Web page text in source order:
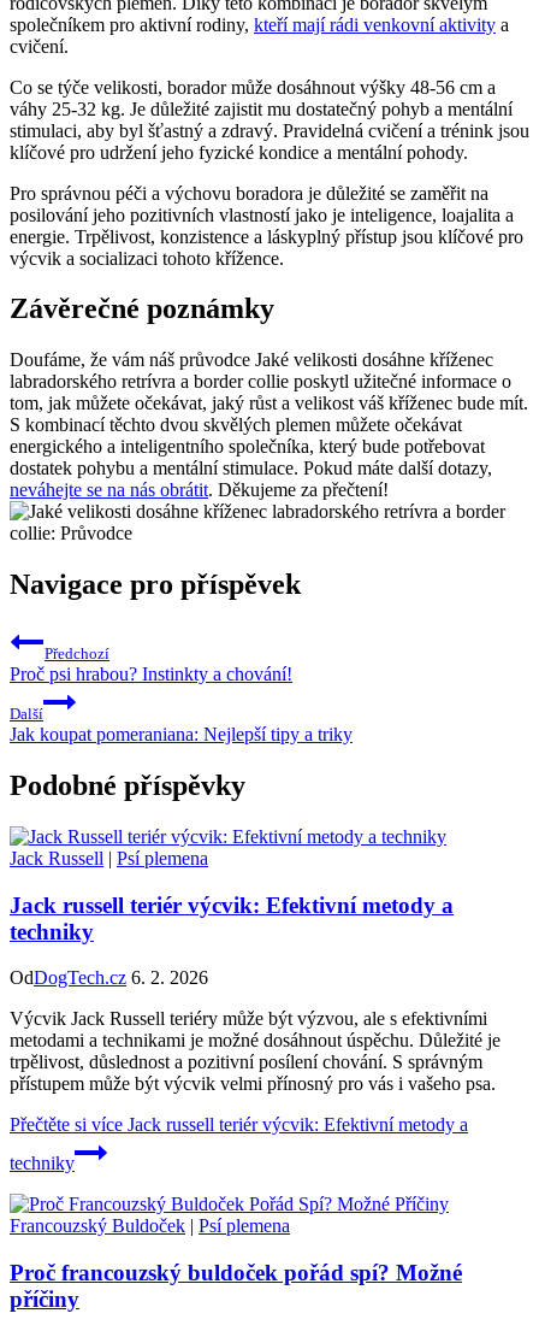
společníkem pro aktivní rodiny, kteří mají rádi venkovní aktivity a
cvičení.
Co se týče velikosti, borador může dosáhnout výšky 48-56 cm a
váhy 25-32 kg. Je důležité zajistit mu dostatečný pohyb a mentální
stimulaci, aby byl šťastný a zdravý. Pravidelná cvičení a trénink jsou
klíčové pro udržení jeho fyzické kondice a mentální pohody.
Pro správnou péči a výchovu boradora je důležité se zaměřit na
posilování jeho pozitivních vlastností jako je inteligence, loajalita a
energie. Trpělivost, konzistence a láskyplný přístup jsou klíčové pro
výcvik a socializaci tohoto křížence.
Závěrečné poznámky
Doufáme, že vám náš průvodce Jaké velikosti dosáhne kříženec
labradorského retrívra a border collie poskytl užitečné informace o
tom, jak můžete očekávat, jaký růst a velikost váš kříženec bude mít.
S kombinací těchto dvou skvělých plemen můžete očekávat
energického a inteligentního společníka, který bude potřebovat
dostatek pohybu a mentální stimulace. Pokud máte další dotazy,
neváhejte se na nás obrátit. Děkujeme za přečtení!
Navigace pro příspěvek
Předchozí
Proč psi hrabou? Instinkty a chování!
Další
Jak koupat pomeraniana: Nejlepší tipy a triky
Podobné příspěvky
Jack Russell | Psí plemena
Jack russell teriér výcvik: Efektivní metody a
techniky
OdDogTech.cz 6. 2. 2026
Výcvik Jack Russell teriéry může být výzvou, ale s efektivními
metodami a technikami je možné dosáhnout úspěchu. Důležité je
trpělivost, důslednost a pozitivní posílení chování. S správným
přístupem může být výcvik velmi přínosný pro vás i vašeho psa.
Přečtěte si více Jack russell teriér výcvik: Efektivní metody a
techniky
Francouzský Buldoček | Psí plemena
Proč francouzský buldoček pořád spí? Možné
příčiny